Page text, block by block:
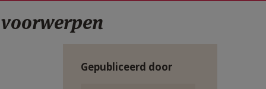
Gepubliceerd door